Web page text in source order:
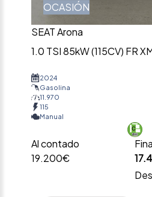
OCASIÓN
SEAT Arona
1.0 TSI 85kW (115CV) FR
2024
Gasolina
11.970
115
Manual
Al contado
19.200€